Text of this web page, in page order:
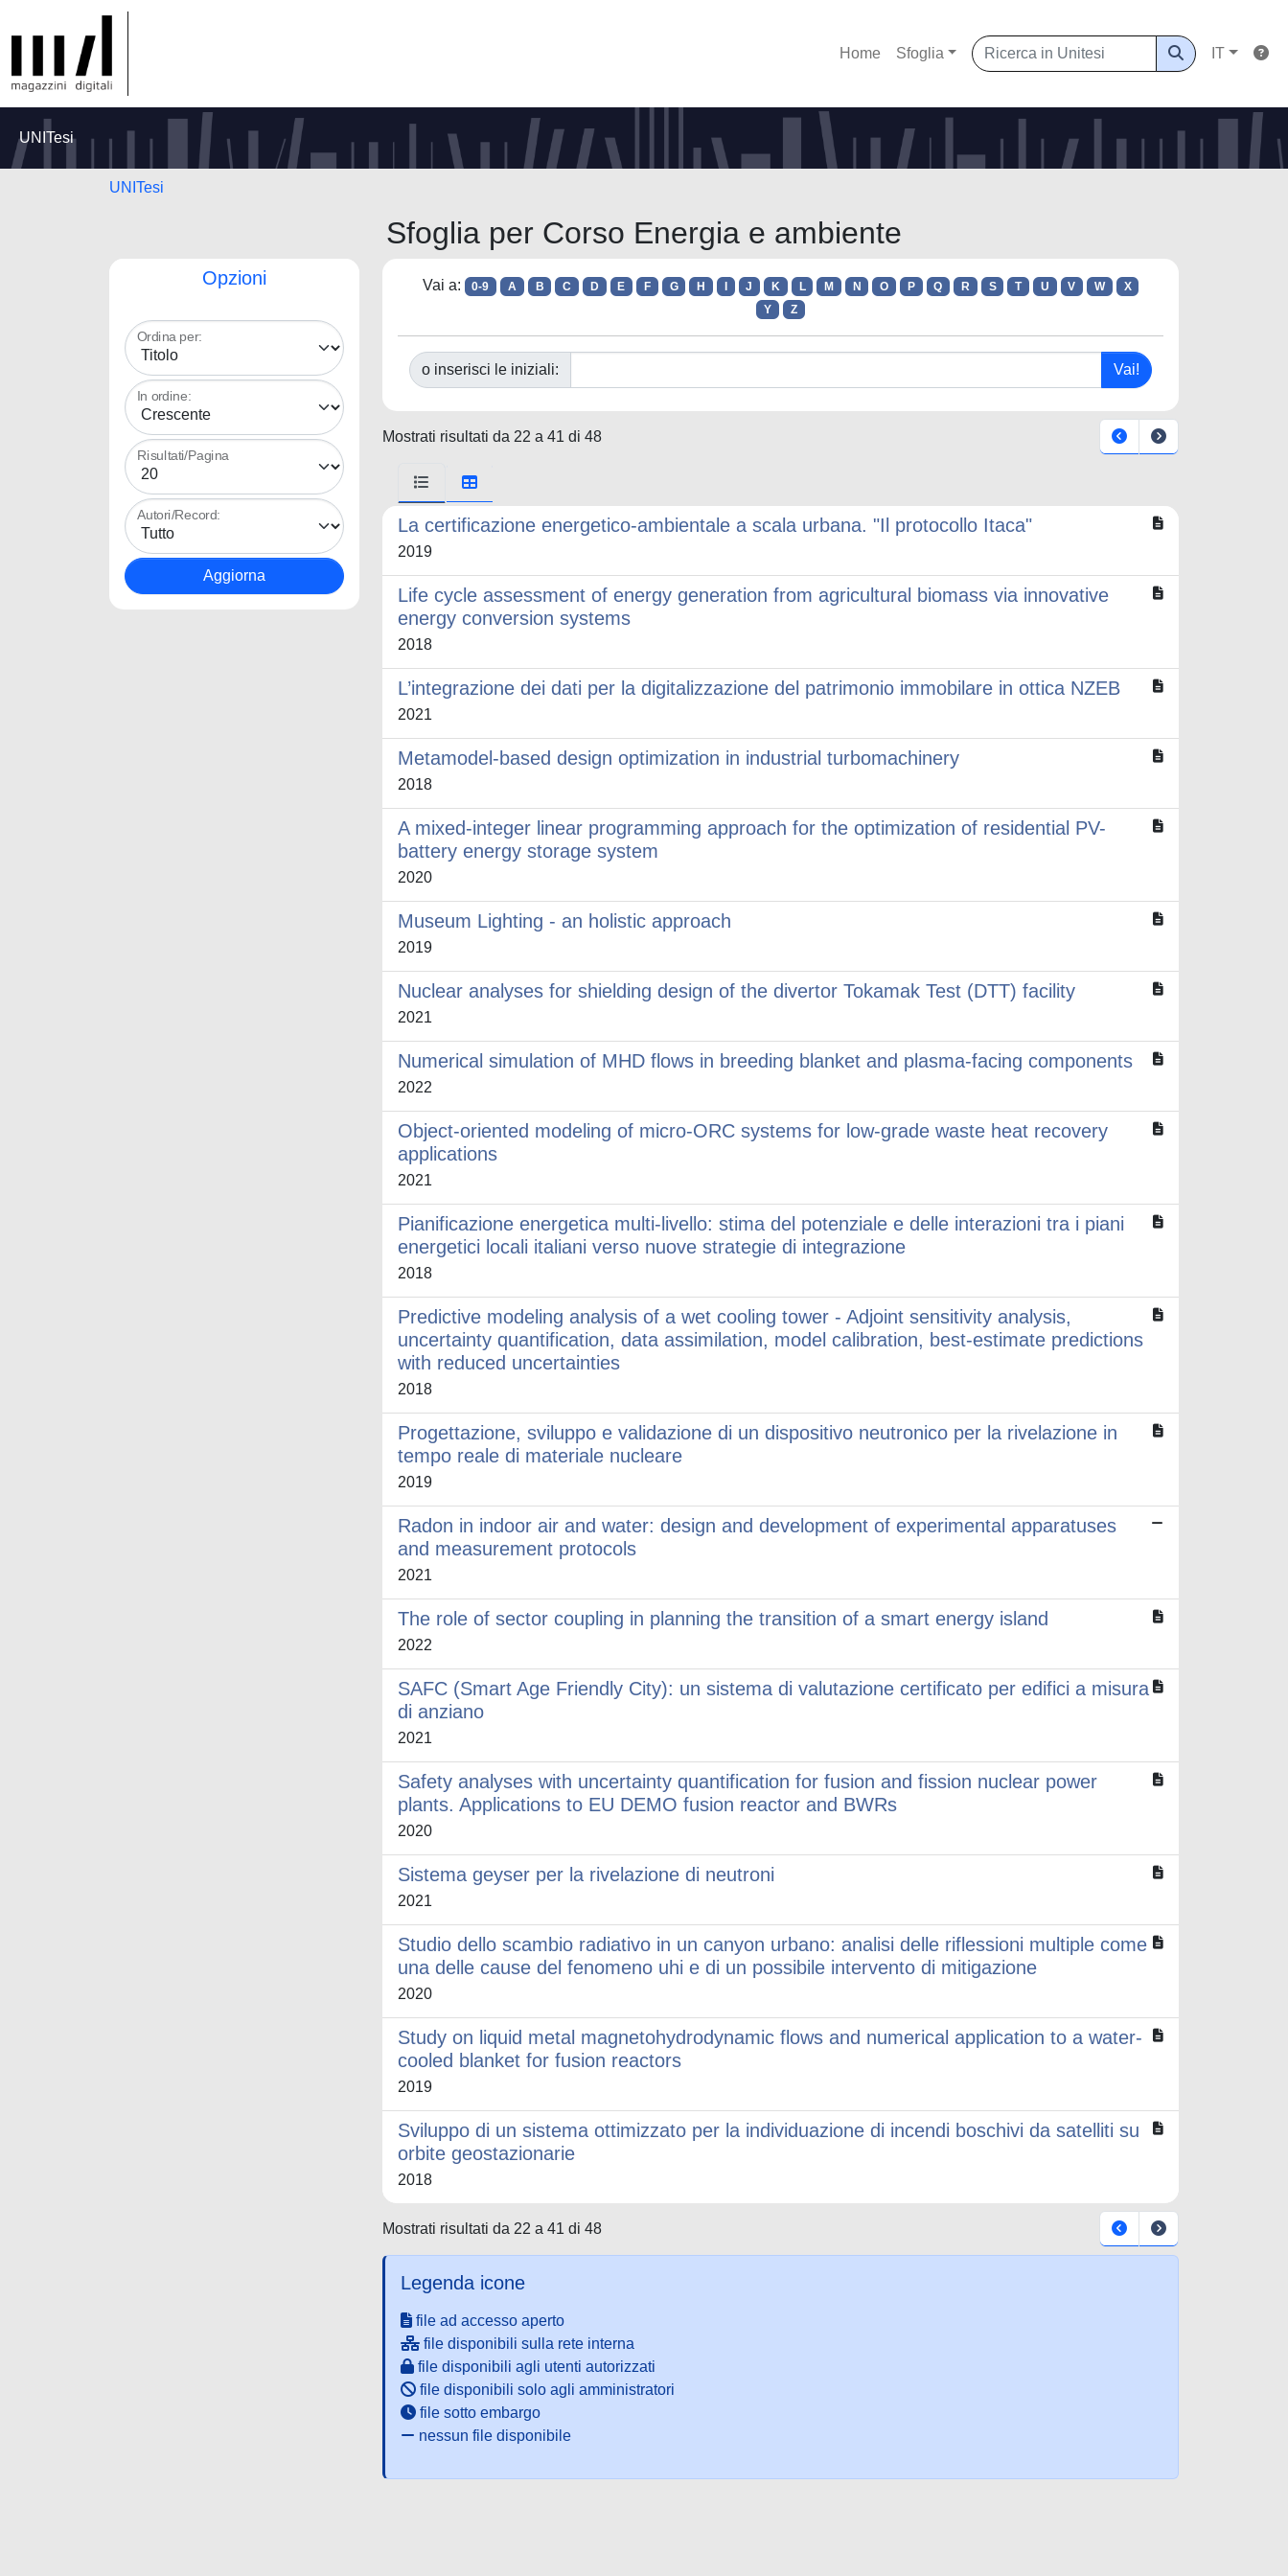
Home Sfoglia IT
UNITesi
UNITesi
Sfoglia per Corso Energia e ambiente
Opzioni
Ordina per:
In ordine:
Risultati/Pagina
Autori/Record:
Vai a: 0-9 A B C D E F G H J K L M N O P Q R S T U V W
X
Y
Z
o inserisci le iniziali:
Mostrati risultati da 22 a 41 di 48
La certificazione energetico-ambientale a scala urbana. "Il protocollo Itaca"
2019
Life cycle assessment of energy generation from agricultural biomass via innovative
energy conversion systems
2018
L’integrazione dei dati per la digitalizzazione del patrimonio immobilare in ottica NZEB
2021
Metamodel-based design optimization in industrial turbomachinery
2018
A mixed-integer linear programming approach for the optimization of residential PV-
battery energy storage system
2020
Museum Lighting - an holistic approach
2019
Nuclear analyses for shielding design of the divertor Tokamak Test (DTT) facility
2021
Numerical simulation of MHD flows in breeding blanket and plasma-facing components
2022
Object-oriented modeling of micro-ORC systems for low-grade waste heat recovery
applications
2021
Pianificazione energetica multi-livello: stima del potenziale e delle interazioni tra i piani
energetici locali italiani verso nuove strategie di integrazione
2018
Predictive modeling analysis of a wet cooling tower - Adjoint sensitivity analysis,
uncertainty quantification, data assimilation, model calibration, best-estimate predictions
with reduced uncertainties
2018
Progettazione, sviluppo e validazione di un dispositivo neutronico per la rivelazione in
tempo reale di materiale nucleare
2019
Radon in indoor air and water: design and development of experimental apparatuses
and measurement protocols
2021
The role of sector coupling in planning the transition of a smart energy island
2022
SAFC (Smart Age Friendly City): un sistema di valutazione certificato per edifici a misura
di anziano
2021
Safety analyses with uncertainty quantification for fusion and fission nuclear power
plants. Applications to EU DEMO fusion reactor and BWRs
2020
Sistema geyser per la rivelazione di neutroni
2021
Studio dello scambio radiativo in un canyon urbano: analisi delle riflessioni multiple come
una delle cause del fenomeno uhi e di un possibile intervento di mitigazione
2020
Study on liquid metal magnetohydrodynamic flows and numerical application to a water-
cooled blanket for fusion reactors
2019
Sviluppo di un sistema ottimizzato per la individuazione di incendi boschivi da satelliti su
orbite geostazionarie
2018
Mostrati risultati da 22 a 41 di 48
Legenda icone
file ad accesso aperto
file disponibili sulla rete interna
file disponibili agli utenti autorizzati
file disponibili solo agli amministratori
file sotto embargo
nessun file disponibile